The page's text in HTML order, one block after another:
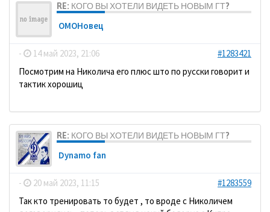
RE: КОГО ВЫ ХОТЕЛИ ВИДЕТЬ НОВЫМ ГТ?
ОМОНовец
- 14 май 2023, 21:06
#1283421
Посмотрим на Николича его плюс што по русски говорит и
тактик хорошиц
RE: КОГО ВЫ ХОТЕЛИ ВИДЕТЬ НОВЫМ ГТ?
Dynamo fan
- 20 май 2023, 11:15
#1283559
Так кто тренировать то будет , то вроде с Николичем